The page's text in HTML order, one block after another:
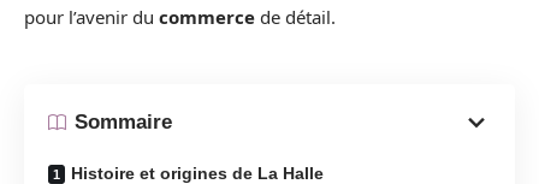
pour l’avenir du commerce de détail.
Sommaire
Histoire et origines de La Halle